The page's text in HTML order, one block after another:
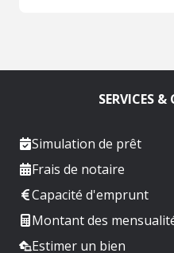
SERVICES
Simulation de prêt
Frais de notaire
Capacité d'emprunt
Montant des
Estimer un bien